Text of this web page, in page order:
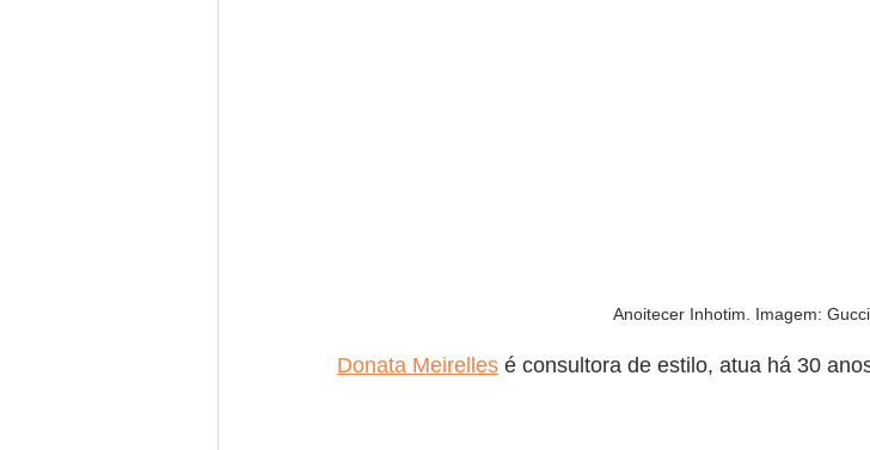
Anoitecer Inhotim. Imagem:
Donata Meirelles é consultora de estilo, atua há 30